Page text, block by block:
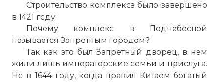
Строительство комплекса было завершено
в 1421 году.
Почему комплекс в Поднебесной
называется Запретным городом?
Так как это был Запретный дворец, в нем
жили лишь императорские семьи и прислуга.
Но в 1644 году, когда правил Китаем богатый